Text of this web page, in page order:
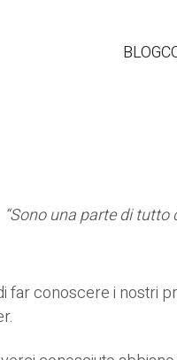
BLOG
“Sono una parte di
far conoscere i nostri